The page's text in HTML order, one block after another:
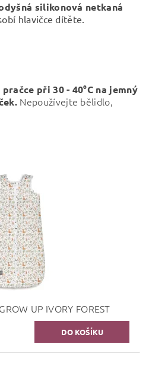
silikonová netkaná
hlavičce dítěte.
pračce při30 - 40°C na jemný
Nepoužívejte bělidlo,
UP IVORY FOREST